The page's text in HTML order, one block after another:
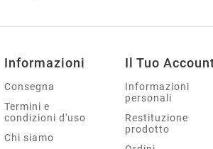
Informazioni
Consegna
Termini e
condizioni d'uso
Chi siamo
Il Tuo
Informazioni
personali
Restituzione
prodotto